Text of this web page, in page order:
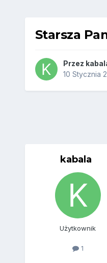
Starsza
Przez
10 Stycznia
kabala
Użytkownik
1